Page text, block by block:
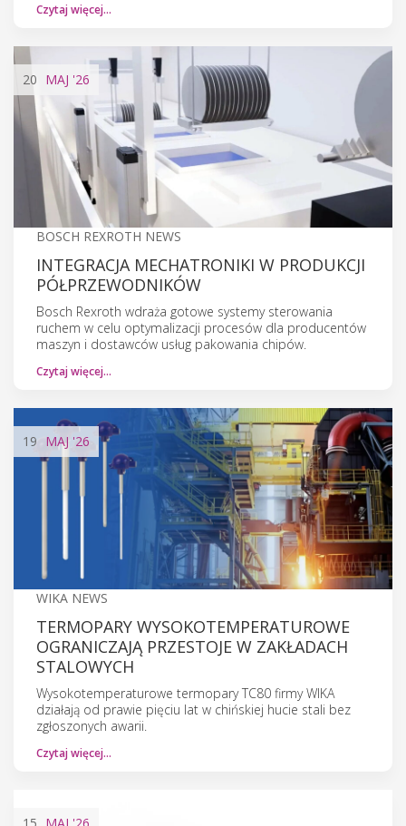
Czytaj więcej…
20 MAJ '26
BOSCH REXROTH NEWS
INTEGRACJA MECHATRONIKI W PRODUKCJI
PÓŁPRZEWODNIKÓW
Bosch Rexroth wdraża gotowe systemy sterowania
ruchem w celu optymalizacji procesów dla producentów
maszyn i dostawców usług pakowania chipów.
Czytaj więcej…
19 MAJ '26
WIKA NEWS
TERMOPARY WYSOKOTEMPERATUROWE
OGRANICZAJĄ PRZESTOJE W ZAKŁADACH
STALOWYCH
Wysokotemperaturowe termopary TC80 firmy WIKA
działają od prawie pięciu lat w chińskiej hucie stali bez
zgłoszonych awarii.
Czytaj więcej…